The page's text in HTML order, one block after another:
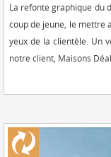
La refonte graphique du
coup de jeune, le mettre
yeux de la clientèle. Un
notre client, Maisons